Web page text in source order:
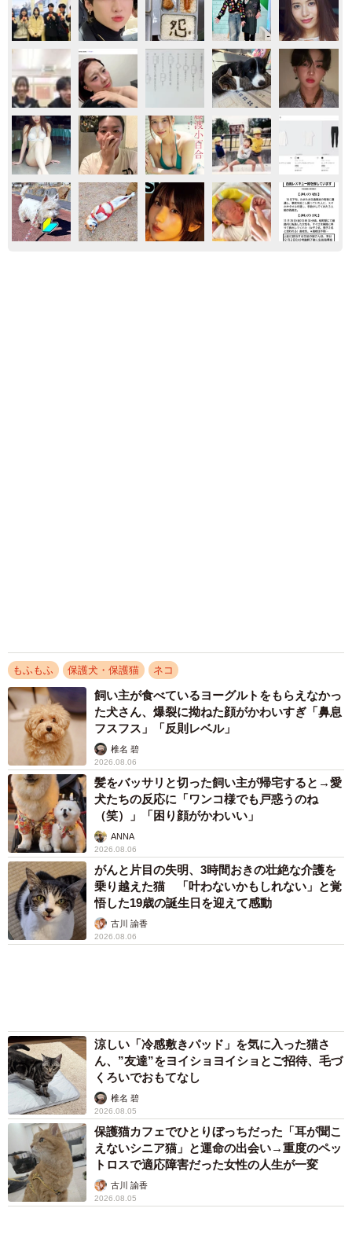
フスフス」「反則レベル」
椎名 碧
髪をバッサリと切った飼い主が帰宅すると→愛
犬たちの反応に「ワンコ様でも戸惑うのね
（笑）」「困り顔がかわいい」
ANNA
2026.08.06
がんと片目の失明、3時間おきの壮絶な介護を
乗り越えた猫 「叶わないかもしれない」と覚
悟した19歳の誕生日を迎えて感動
古川 諭香
2026.08.06
2026.08.05
保護猫カフェでひとりぼっちだった「耳が聞こ
えないシニア猫」と運命の出会い→重度のペッ
トロスで適応障害だった女性の人生が一変
古川 諭香
2026.08.05